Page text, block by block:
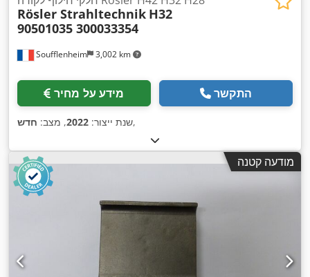
Soufflenheim 3,002 km
Rösler Strahltechnik H32
90501035 300033354
מידע על מחיר התקשר
שנת ייצור: 2022, מצב: חדש ,
מודעה קטנה